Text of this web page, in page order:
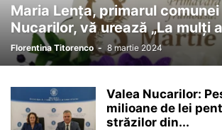
Maria Lența, primarul
Nucarilor, vă urează „La mulți
Florentina Titorenco - 8 martie 2024
Valea Nucarilor:
milioane de lei
străzilor din...